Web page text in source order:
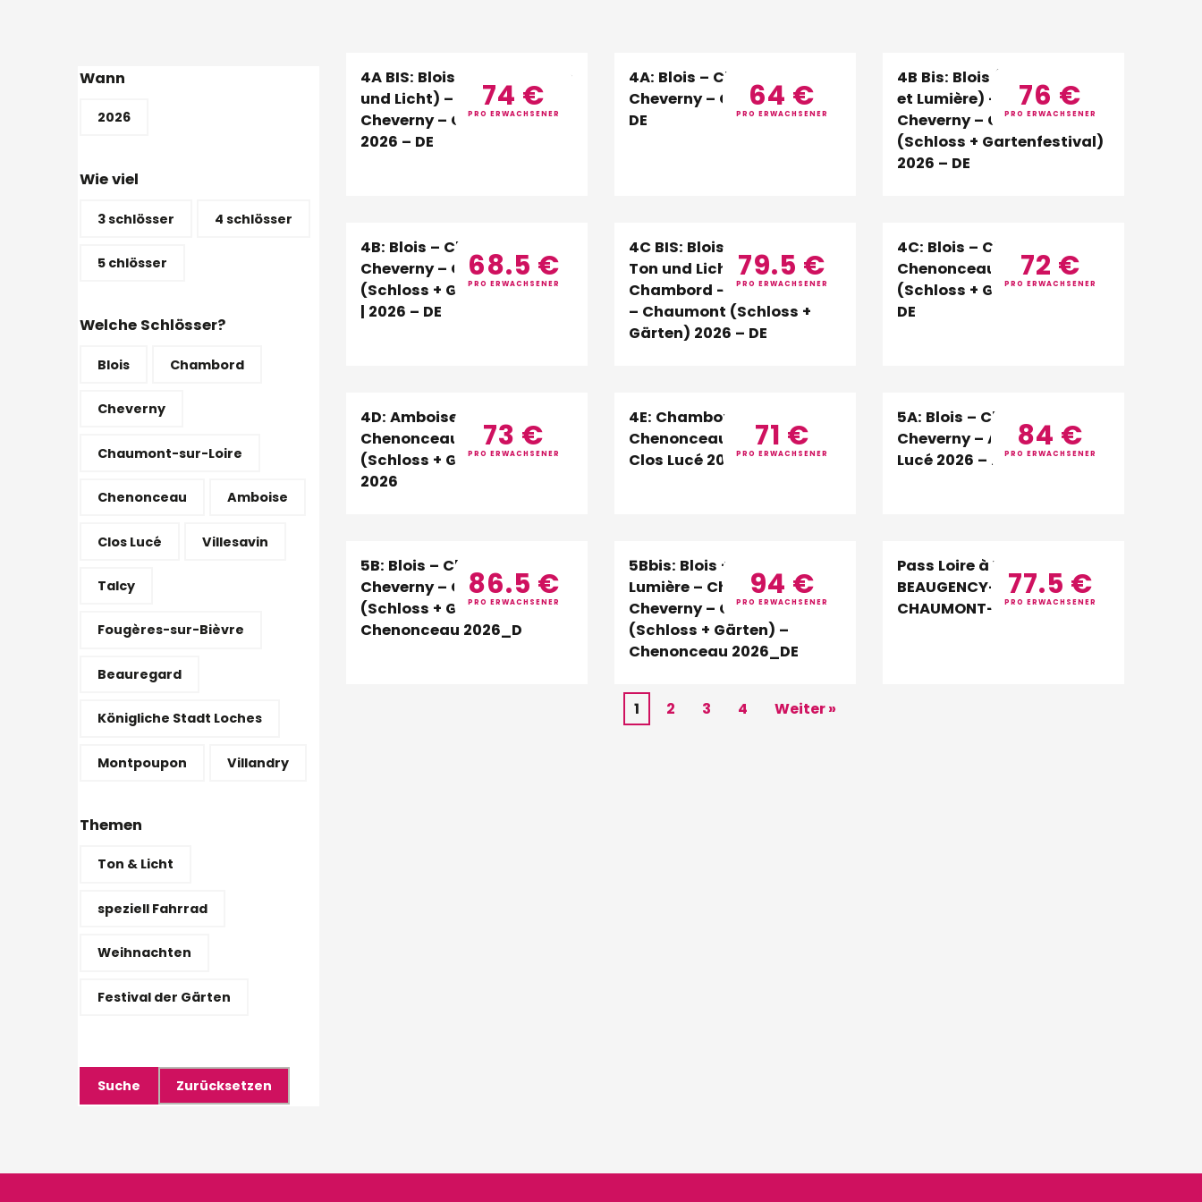
Wann
2026
Wie viel
3 schlösser 4 schlösser
5 chlösser
Welche Schlösser?
Blois Chambord
Cheverny
Chaumont-sur-Loire
Chenonceau Amboise
Clos Lucé Villesavin
Talcy
Fougères-sur-Bièvre
Beauregard
Königliche Stadt Loches
Montpoupon Villandry
Themen
Ton & Licht
speziell Fahrrad
Weihnachten
Festival der Gärten
4A BIS: Blois (Schloss + Ton
und Licht) – Chambord –
Cheverny – Chenonceau
2026 – DE
74 €
PRO ERWACHSENER
4A: Blois – Chambord –
Cheverny – Chenonceau –
DE
64 €
PRO ERWACHSENER
4B Bis: Blois (Schloss + Son
et Lumière) – Chambord –
Cheverny – Chaumont
(Schloss + Gartenfestival)
2026 – DE
76 €
PRO ERWACHSENER
4B: Blois – Chambord-
Cheverny – Chaumont
(Schloss + Gartenfestival)
| 2026 – DE
68.5 €
PRO ERWACHSENER
4C BIS: Blois (Schloss +
Ton und Licht) –
Chambord – Chenonceau
– Chaumont (Schloss +
Gärten) 2026 – DE
79.5 €
PRO ERWACHSENER
4C: Blois – Chambord –
Chenonceau – Chaumont
(Schloss + Gärten) 2026 –
DE
72 €
PRO ERWACHSENER
4D: Amboise – Clos Lucé –
Chenonceau – Chaumont
(Schloss + Gartenfestival)
2026
73 €
PRO ERWACHSENER
4E: Chambord –
Chenonceau – Amboise –
Clos Lucé 2026
71 €
PRO ERWACHSENER
5A: Blois – Chambord –
Cheverny – Amboise – Clos
Lucé 2026 – DE
84 €
PRO ERWACHSENER
5B: Blois – Chambord –
Cheverny – Chaumont
(Schloss + Gärten) –
Chenonceau 2026_D
86.5 €
PRO ERWACHSENER
5Bbis: Blois + Son &
Lumière – Chambord –
Cheverny – Chaumont
(Schloss + Gärten) –
Chenonceau 2026_DE
94 €
PRO ERWACHSENER
Pass Loire à Vélo: MEUNG-
BEAUGENCY-BLOIS-
CHAUMONT-AMBOISE – DE
77.5 €
PRO ERWACHSENER
1 2 3 4 Weiter »